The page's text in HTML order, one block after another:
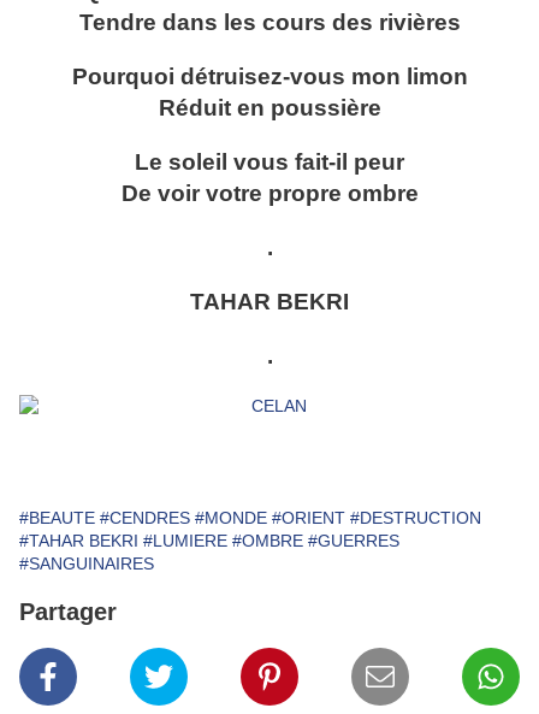
Tendre dans les cours des rivières
Pourquoi détruisez-vous mon limon
Réduit en poussière
Le soleil vous fait-il peur
De voir votre propre ombre
.
TAHAR BEKRI
.
#BEAUTE #CENDRES #MONDE #ORIENT #DESTRUCTION
#TAHAR BEKRI #LUMIERE #OMBRE #GUERRES
#SANGUINAIRES
Partager